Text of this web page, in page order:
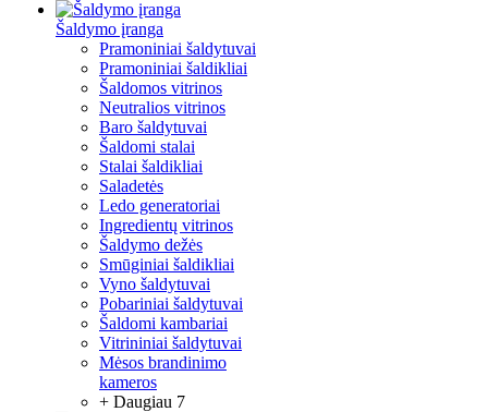
Šaldymo įranga
Pramoniniai šaldytuvai
Pramoniniai šaldikliai
Šaldomos vitrinos
Neutralios vitrinos
Baro šaldytuvai
Šaldomi stalai
Stalai šaldikliai
Saladetės
Ledo generatoriai
Ingredientų vitrinos
Šaldymo dežės
Smūginiai šaldikliai
Vyno šaldytuvai
Pobariniai šaldytuvai
Šaldomi kambariai
Vitrininiai šaldytuvai
Mėsos brandinimo
kameros
+ Daugiau 7